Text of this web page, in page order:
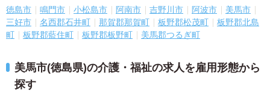
徳島市 鳴門市 小松島市 阿南市 吉野川市 阿波市
美馬市
三好市
名西郡石井町 那賀郡那賀町 板野郡松茂町
板野郡北島
町
板野郡藍住町 板野郡板野町 美馬郡つるぎ町
美馬市(徳島県)の介護・福祉の求人を雇用形態から
探す